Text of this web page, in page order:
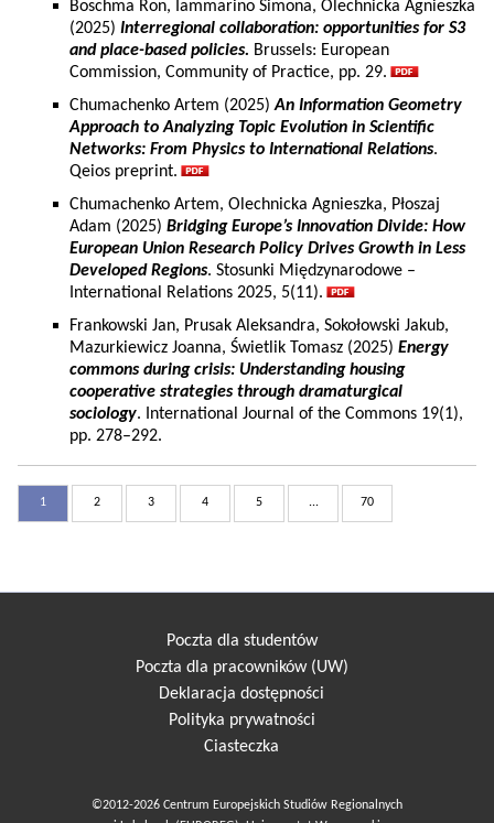
Boschma Ron, Iammarino Simona, Olechnicka Agnieszka
(2025) Interregional collaboration: opportunities for S3
and place-based policies. Brussels: European
Commission, Community of Practice, pp. 29.
Chumachenko Artem (2025)An Information Geometry
Approach to Analyzing Topic Evolution in Scientific
Networks: From Physics to International Relations.
Qeios preprint.
Chumachenko Artem, Olechnicka Agnieszka, Płoszaj
Adam (2025) Bridging Europe’s Innovation Divide: How
European Union Research Policy Drives Growth in Less
Developed Regions. Stosunki Międzynarodowe –
International Relations 2025, 5(11).
Frankowski Jan, Prusak Aleksandra, Sokołowski Jakub,
Mazurkiewicz Joanna, Świetlik Tomasz (2025) Energy
commons during crisis: Understanding housing
cooperative strategies through dramaturgical
sociology. International Journal of the Commons 19(1),
pp. 278–292.
1 2 3 4 5 ... 70
Poczta dla studentów
Poczta dla pracowników (UW)
Deklaracja dostępności
Polityka prywatności
Ciasteczka
©2012-2026 Centrum Europejskich Studiów Regionalnych